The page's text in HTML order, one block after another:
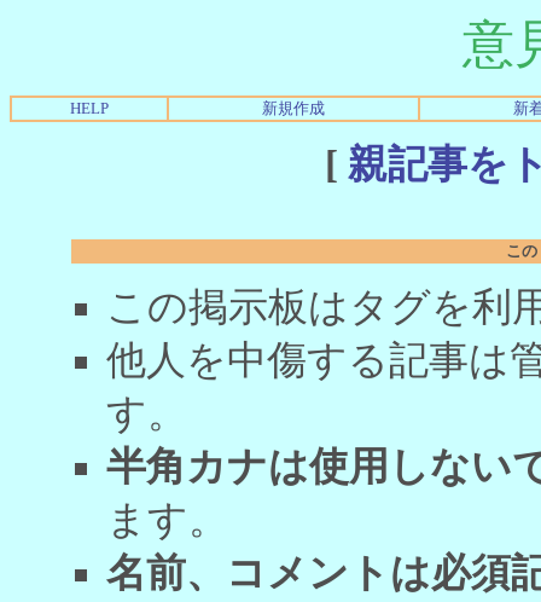
意
HELP 新規作成 新
[ 親記事を
こ
この掲示板はタグを利
他人を中傷する記事は
す。
半角カナは使用しない
ます。
名前、コメントは必須